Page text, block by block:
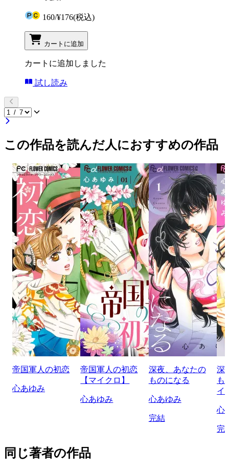
160/¥176(税込)
カートに追加
カートに追加しました
試し読み
この作品を読んだ人におすすめの作品
帝国軍人の初恋
心あゆみ
帝国軍人の初恋
【マイクロ】
心あゆみ
深夜、あなたの
ものになる
心あゆみ
完結
深
も
イ
心
完
同じ著者の作品